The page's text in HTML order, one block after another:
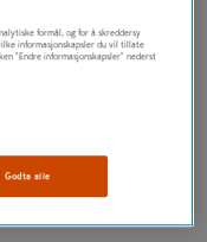
formål, og for å skreddersy
informasjonskapsler du vil tillate
"Endre informasjonskapsler" nederst
Godta alle